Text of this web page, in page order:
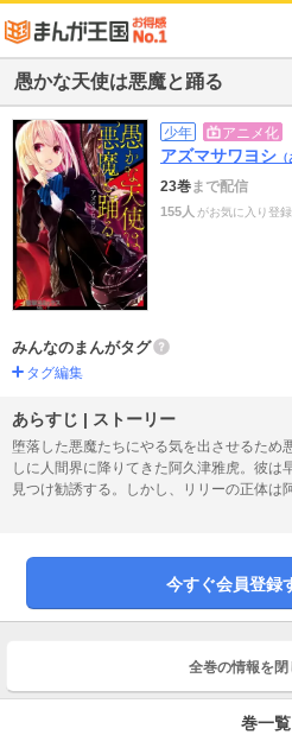
愚かな天使は悪魔と踊る
少年 アニメ化
アズマサワヨシ
23巻まで配信
155人 がお気に入り登
みんなのまんがタグ
タグ編集
あらすじ | ストーリー
堕落した悪魔たちにやる気を出させるため
しに人間界に降りてきた阿久津雅虎。彼は
見つけ勧誘する。しかし、リリーの正体は
で!?自らの身と仲間を守るためリリーを堕
今すぐ会員登録
全巻の情報を
巻一覧